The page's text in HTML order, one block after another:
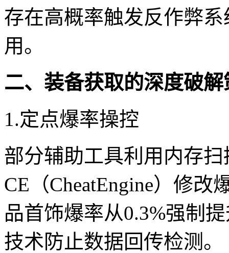
存在高概率触发反作弊
用。
二、装备获取的深度破解
1.定点爆率操控
部分辅助工具利用内存
CE（CheatEngine）修
品首饰爆率从0.3%强制
技术防止数据回传检测。